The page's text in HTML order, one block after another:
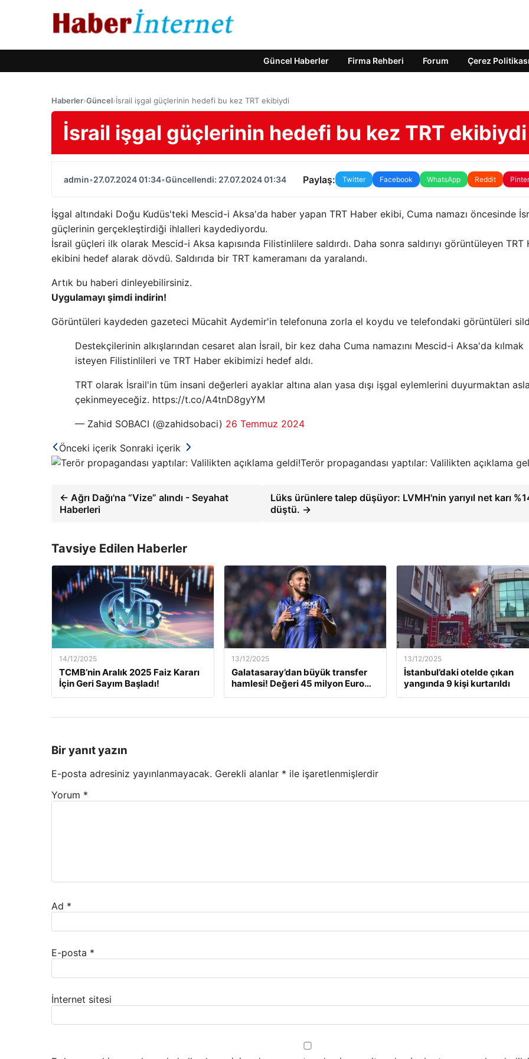
Güncel Haberler Firma Rehberi Forum Çerez Politikası
Haberler›Güncel›İsrail işgal güçlerinin hedefi bu kez TRT ekibiydi
İsrail işgal güçlerinin hedefi bu kez TRT ekibiydi
admin•27.07.2024 01:34•Güncellendi: 27.07.2024 01:34 Paylaş: Twitter Facebook WhatsApp Reddit
İşgal altındaki Doğu Kudüs'teki Mescid-i Aksa'da haber yapan TRT Haber ekibi, Cuma namazı öncesinde
güçlerinin gerçekleştirdiği ihlalleri kaydediyordu.
İsrail güçleri ilk olarak Mescid-i Aksa kapısında Filistinlilere saldırdı. Daha sonra saldırıyı görüntüleyen TRT
ekibini hedef alarak dövdü. Saldırıda bir TRT kameramanı da yaralandı.
Artık bu haberi dinleyebilirsiniz.
Uygulamayı şimdi indirin!
Görüntüleri kaydeden gazeteci Mücahit Aydemir'in telefonuna zorla el koydu ve telefondaki görüntüleri
Destekçilerinin alkışlarından cesaret alan İsrail, bir kez daha Cuma namazını Mescid-i Aksa'da kılmak
isteyen Filistinlileri ve TRT Haber ekibimizi hedef aldı.
TRT olarak İsrail'in tüm insani değerleri ayaklar altına alan yasa dışı işgal eylemlerini duyurmaktan asla
çekinmeyeceğiz. https://t.co/A4tnD8gyYM
— Zahid SOBACI (@zahidsobaci) 26 Temmuz 2024
Önceki içerik Sonraki içerik
Terör propagandası yaptılar: Valilikten açıklama
← Ağrı Dağı'na “Vize” alındı ​​- Seyahat
Haberleri
Lüks ürünlere talep düşüyor: LVMH'nin yarıyıl net karı
düştü. →
Tavsiye Edilen Haberler
14/12/2025
TCMB’nin Aralık 2025 Faiz Kararı
İçin Geri Sayım Başladı!
13/12/2025
Galatasaray’dan büyük transfer
hamlesi! Değeri 45 milyon Euro…
13/12/2025
İstanbul’daki otelde çıkan
yangında 9 kişi kurtarıldı
Bir yanıt yazın
E-posta adresiniz yayınlanmayacak. Gerekli alanlar * ile işaretlenmişlerdir
Yorum *
Ad *
E-posta *
İnternet sitesi